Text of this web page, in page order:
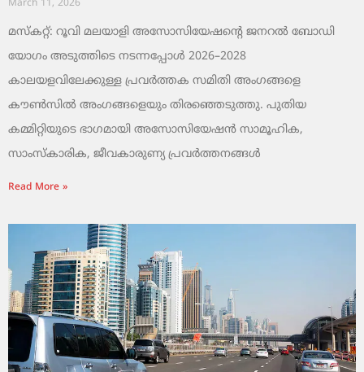
March 11, 2026
മസ്കറ്റ്: റൂവി മലയാളി അസോസിയേഷന്റെ ജനറൽ ബോഡി
യോഗം അടുത്തിടെ നടന്നപ്പോൾ 2026–2028
കാലയളവിലേക്കുള്ള പ്രവർത്തക സമിതി അംഗങ്ങളെ
കൗൺസിൽ അംഗങ്ങളെയും തിരഞ്ഞെടുത്തു. പുതിയ
കമ്മിറ്റിയുടെ ഭാഗമായി അസോസിയേഷൻ സാമൂഹിക,
സാംസ്‌കാരിക, ജീവകാരുണ്യ പ്രവർത്തനങ്ങൾ
Read More »